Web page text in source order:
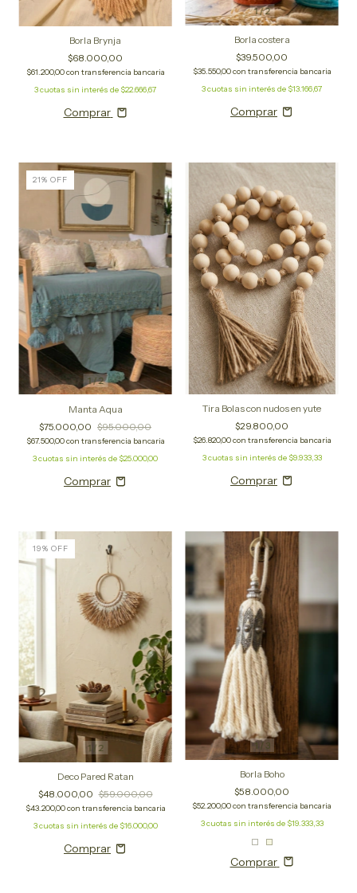
Borla Brynja
$68.000,00
$61.200,00con transferencia bancaria
3cuotas sin interés de $22.666,67
Comprar
1/2
Borla costera
$39.500,00
$35.550,00con transferencia bancaria
3cuotas sin interés de $13.166,67
1/2
21% OFF
Manta Aqua
$75.000,00 $95.000,00
$67.500,00con transferencia bancaria
3cuotas sin interés de $25.000,00
Tira Bolas con nudos en yute
$29.800,00
$26.820,00con transferencia bancaria
3cuotas sin interés de $9.933,33
1 / 2
19% OFF
Deco Pared Ratan
$48.000,00 $59.000,00
$43.200,00con transferencia bancaria
3cuotas sin interés de $16.000,00
1/3
Borla Boho
$58.000,00
$52.200,00con transferencia bancaria
3cuotas sin interés de $19.333,33
Comprar